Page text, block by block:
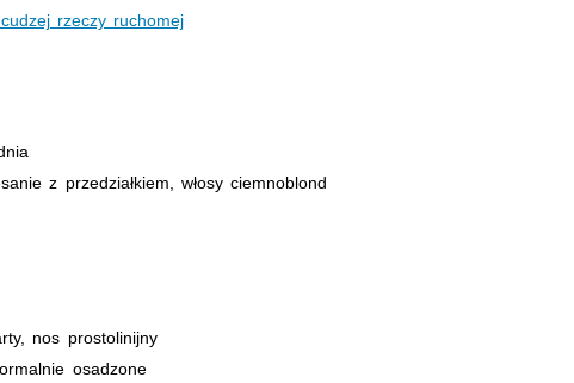
rzeczy ruchomej
z przedziałkiem, włosy ciemnoblond
nos prostolinijny
osadzone